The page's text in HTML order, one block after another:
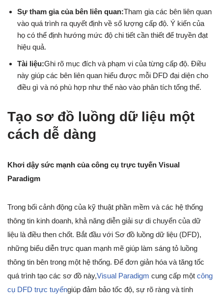
Sự tham gia của bên liên quan:Tham gia các bên liên quan
vào quá trình ra quyết định về số lượng cấp độ. Ý kiến của
họ có thể định hướng mức độ chi tiết cần thiết để truyền đạt
hiệu quả.
Tài liệu:Ghi rõ mục đích và phạm vi của từng cấp độ. Điều
này giúp các bên liên quan hiểu được mỗi DFD đại diện cho
điều gì và nó phù hợp như thế nào vào phân tích tổng thể.
Tạo sơ đồ luồng dữ liệu một
cách dễ dàng
Khơi dậy sức mạnh của công cụ trực tuyến Visual
Paradigm
Trong bối cảnh động của kỹ thuật phần mềm và các hệ thống
thông tin kinh doanh, khả năng diễn giải sự di chuyển của dữ
liệu là điều then chốt. Bắt đầu với Sơ đồ luồng dữ liệu (DFD),
những biểu diễn trực quan mạnh mẽ giúp làm sáng tỏ luồng
thông tin bên trong một hệ thống. Để đơn giản hóa và tăng tốc
quá trình tạo các sơ đồ này,Visual Paradigm cung cấp một công
cụ DFD trực tuyếngiúp đảm bảo tốc độ, sự rõ ràng và tính